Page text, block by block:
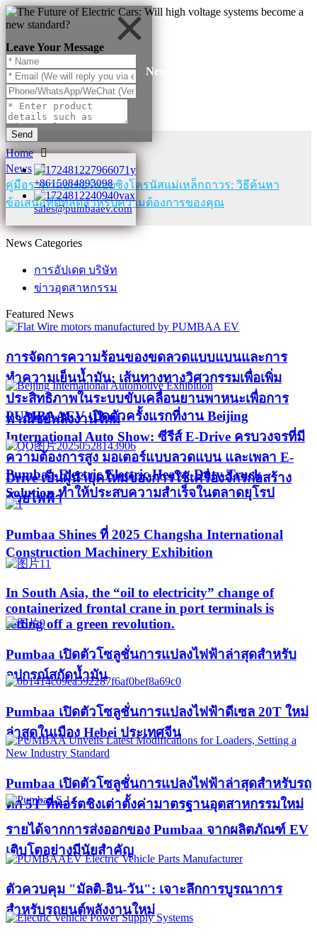
Leave Your Message
Send
+8615084893098
sales@pumbaaev.com
News
Home
News
คู่มือราคามอเตอร์แบบซิงโครนัสแม่เหล็กถาวร: วิธีค้นหา
ข้อเสนอที่ดีที่สุดสำหรับความต้องการของคุณ
News Categories
การอัปเดต บริษัท
ข่าวอุตสาหกรรม
Featured News
การจัดการความร้อนของขดลวดแบบแบนและการ
ทำความเย็นน้ำมัน: เส้นทางทางวิศวกรรมเพื่อเพิ่ม
ประสิทธิภาพในระบบขับเคลื่อนยานพาหนะเพื่อการ
พาณิชย์พลังงานใหม่
PUMBAAEV เปิดตัวครั้งแรกที่งาน Beijing
International Auto Show: ซีรีส์ E-Drive ครบวงจรที่มี
ความต้องการสูง มอเตอร์แบบลวดแบน และเพลา E-
Drive เป็นผู้นำยุคใหม่ของการใช้เครื่องจักรก่อสร้าง
ด้วยไฟฟ้า
Pumbaa Electric Electric Heavy-Duty Truck
Solution ทำให้ประสบความสำเร็จในตลาดยุโรป
Pumbaa Shines ที่ 2025 Changsha International
Construction Machinery Exhibition
In South Asia, the “oil to electricity” change of
containerized frontal crane in port terminals is
setting off a green revolution.
Pumbaa เปิดตัวโซลูชั่นการแปลงไฟฟ้าล่าสุดสำหรับ
อุปกรณ์สกัดน้ำมัน
Pumbaa เปิดตัวโซลูชั่นการแปลงไฟฟ้าดีเซล 20T ใหม่
ล่าสุดในเมือง Hebei ประเทศจีน
Pumbaa เปิดตัวโซลูชั่นการแปลงไฟฟ้าล่าสุดสำหรับรถ
ตัก 5T ที่พอร์ตชิงเต่าตั้งค่ามาตรฐานอุตสาหกรรมใหม่
รายได้จากการส่งออกของ Pumbaa จากผลิตภัณฑ์ EV
เติบโตอย่างมีนัยสำคัญ
ตัวควบคุม "มัลติ-อิน-วัน": เจาะลึกการบูรณาการ
สำหรับรถยนต์พลังงานใหม่